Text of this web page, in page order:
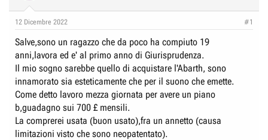
e
i
s
c
u
s
s
i
z
i
o
12 Dicembre 2022 #1
Salve,sono un ragazzo che da poco ha compiuto 19
anni,lavora ed e' al primo anno di Giurisprudenza.
Il mio sogno sarebbe quello di acquistare l'Abarth, sono
innamorato sia esteticamente che per il suono che emette.
Come detto lavoro mezza giornata per avere un piano
b,guadagno sui 700 £ mensili.
La comprerei usata (buon usato),fra un annetto (causa
limitazioni visto che sono neopatentato).